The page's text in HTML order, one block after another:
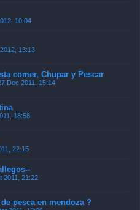
10:04
13:13
comer, Chupar y Pescar
Dec 2011, 15:14
18:58
22:15
2011, 21:22
pesca en mendoza ?